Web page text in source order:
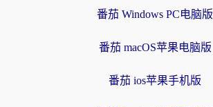
番茄 Windows PC电脑版
番茄 macOS苹果电脑版
番茄 ios苹果手机版